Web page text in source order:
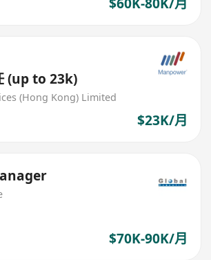
$60K-80K/月
(up to 23k)
(Hong Kong) Limited
$23K/月
$70K-90K/月